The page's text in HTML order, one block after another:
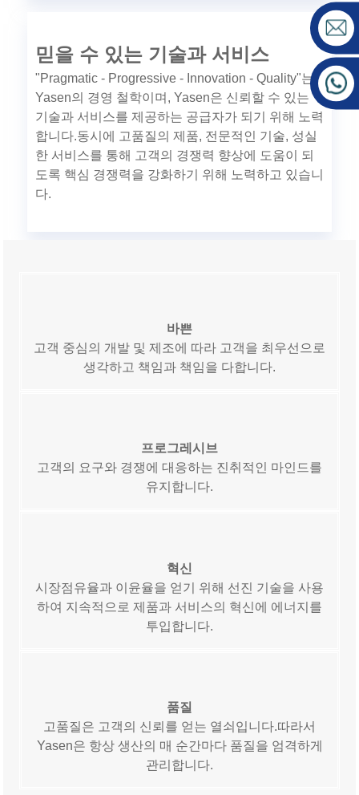
믿을 수 있는 기술과 서비스
"Pragmatic - Progressive - Innovation - Quality"는
Yasen의 경영 철학이며, Yasen은 신뢰할 수 있는
기술과 서비스를 제공하는 공급자가 되기 위해 노력
합니다.동시에 고품질의 제품, 전문적인 기술, 성실
한 서비스를 통해 고객의 경쟁력 향상에 도움이 되
도록 핵심 경쟁력을 강화하기 위해 노력하고 있습니
다.
바쁜
고객 중심의 개발 및 제조에 따라 고객을 최우선으로
생각하고 책임과 책임을 다합니다.
프로그레시브
고객의 요구와 경쟁에 대응하는 진취적인 마인드를
유지합니다.
혁신
시장점유율과 이윤율을 얻기 위해 선진 기술을 사용
하여 지속적으로 제품과 서비스의 혁신에 에너지를
투입합니다.
품질
고품질은 고객의 신뢰를 얻는 열쇠입니다.따라서
Yasen은 항상 생산의 매 순간마다 품질을 엄격하게
관리합니다.